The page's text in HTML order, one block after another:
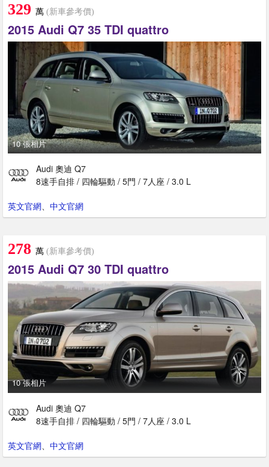
329 萬 (新車參考價)
2015 Audi Q7 35 TDI quattro
10 張相片
Audi 奧迪 Q7
8速手自排 / 四輪驅動 / 5門 / 7人座 / 3.0 L
英文官網、 中文官網
278 萬 (新車參考價)
2015 Audi Q7 30 TDI quattro
10 張相片
Audi 奧迪 Q7
8速手自排 / 四輪驅動 / 5門 / 7人座 / 3.0 L
英文官網 中文官網